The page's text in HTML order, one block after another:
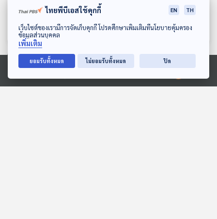
ดาวน์โหลด Thai PBS Podcast Application
Ⓒ 2020 องค์การกระจายเสียงและแพร่ภาพสาธารณะแห่งประเทศไทย
บนถนนมิตรภาพ
ทีละเรื่อง ทีละภาพ ทีละเรื่อง ทีละภาพ
ตอนที่เกี่ยวข้อง
ไทยพีบีเอสใช้คุกกี้ EN TH
เว็บไซต์ของเรามีการจัดเก็บคุกกี้ โปรดศึกษาเพิ่มเติมที่นโยบายคุ้มครอง
ข้อมูลส่วนบุคคล
เพิ่มเติม
ยอมรับทั้งหมด ไม่ยอมรับทั้งหมด ปิด